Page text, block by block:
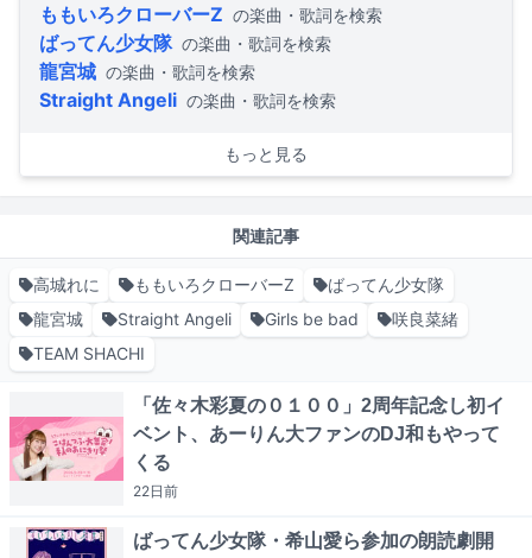
ももいろクローバーZ の楽曲・歌詞を検索
ばってん少女隊 の楽曲・歌詞を検索
龍宮城 の楽曲・歌詞を検索
Straight Angeli の楽曲・歌詞を検索
もっと見る
関連記事
高城れに ももいろクローバーZ
ばってん少女隊
龍宮城
Straight Angeli Girls be bad
咲良菜緒
TEAM SHACHI
「佐々木彩夏の０１００」2周年記念し初イ
ベント、あーりん大ファンのDJ和もやって
くる
22日前
ばってん少女隊・希山愛ら参加の朗読劇開